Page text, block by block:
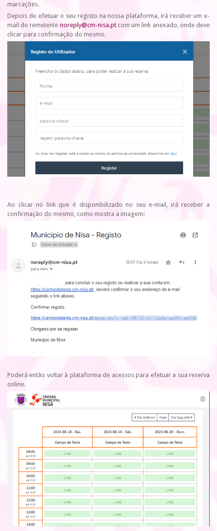
marcações.
Depois de efetuar o seu registo na nossa plataforma, irá receber um e-
mail do remetente noreply@cm-nisa.ptcom um link anexado, onde deve
clicar para confirmação do mesmo.
Ao clicar no link que é disponibilizado no seu e-mail, irá receber a
confirmação do mesmo, como mostra a imagem:
Poderá então voltar à plataforma de acessos para efetuar a sua reserva
online.